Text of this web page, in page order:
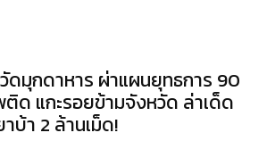
ดมุกดาหาร ผ่าแผนยุทธการ 90
ด แกะรอยข้ามจังหวัด ล่าเด็ด
บ้า 2 ล้านเม็ด!